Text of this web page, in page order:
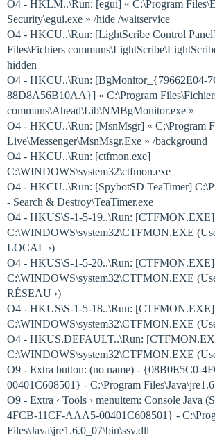
O4 - HKLM..\Run: [egui] « C:\Program
Security\egui.exe » /hide /waitservice
O4 - HKCU..\Run: [LightScribe Control
Files\Fichiers
hidden
O4 - HKCU..\Run: [BgMonitor_{79662E04-
88D8A56B10AA}] « C:\Program
communs\Ahead\Lib\NMBgMonitor.exe »
O4 - HKCU..\Run: [MsnMsgr] « C:\Program
Live\Messenger\MsnMsgr.Exe » /background
O4 - HKCU..\Run: [ctfmon.exe]
C:\WINDOWS\system32\ctfmon.exe
O4 - HKCU..\Run: [SpybotSD TeaTimer]
- Search & Destroy\TeaTimer.exe
O4 - HKUS\S-1-5-19..\Run: [CTFMON.EXE]
C:\WINDOWS\system32\CTFMON.EXE
LOCAL ›)
O4 - HKUS\S-1-5-20..\Run: [CTFMON.EXE]
C:\WINDOWS\system32\CTFMON.EXE
RÉSEAU ›)
O4 - HKUS\S-1-5-18..\Run: [CTFMON.EXE]
C:\WINDOWS\system32\CTFMON.EXE
O4 - HKUS.DEFAULT..\Run:
C:\WINDOWS\system32\CTFMON.EXE
O9 - Extra button: (no name) - {08B0E5C0-
00401C608501} - C:\Program
O9 - Extra ‹ Tools › menuitem: Console Java
4FCB-11CF-AAA5-00401C608501} -
Files\Java\jre1.6.0_07\bin\ssv.dll